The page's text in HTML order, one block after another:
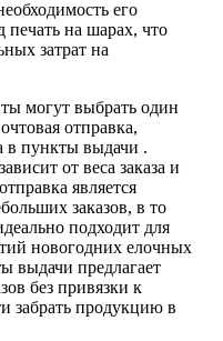
его
печать на шарах, что
затрат на
могут выбрать один
отправка,
в пункты выдачи .
от веса заказа и
является
заказов, в то
подходит для
новогодних елочных
выдачи предлагает
без привязки к
забрать продукцию в